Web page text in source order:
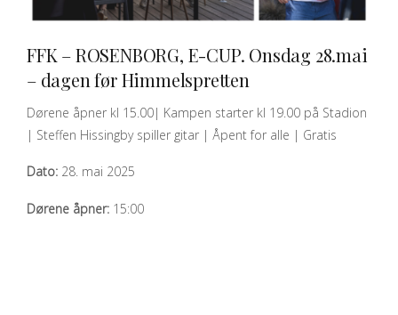
QUICK VIEW
FFK – ROSENBORG, E-CUP. Onsdag 28.mai
– dagen før Himmelspretten
Dørene åpner kl 15.00| Kampen starter kl 19.00 på Stadion
| Steffen Hissingby spiller gitar | Åpent for alle | Gratis
Dato: 28. mai 2025
Dørene åpner: 15:00